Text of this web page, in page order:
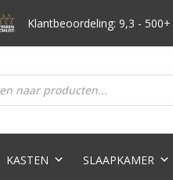
Klantbeoordeling: 9,3 -
KASTEN SLAAPKAMER